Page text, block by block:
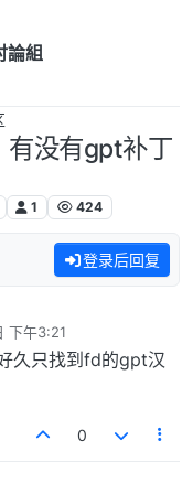
論組
有没有gpt补丁
1 424
登录后回复
下午3:21
久只找到fd的gpt汉
0